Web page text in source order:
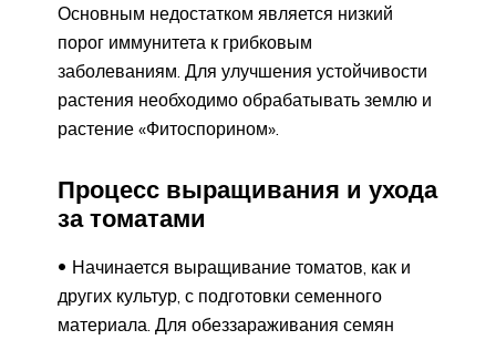
Основным недостатком является низкий
порог иммунитета к грибковым
заболеваниям. Для улучшения устойчивости
растения необходимо обрабатывать землю и
растение «Фитоспорином».
Процесс выращивания и ухода
за томатами
Начинается выращивание томатов, как и
других культур, с подготовки семенного
материала. Для обеззараживания семян